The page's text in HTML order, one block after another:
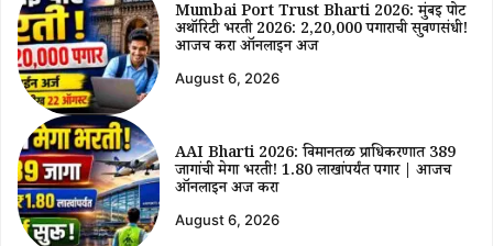
Mumbai Port Trust Bharti 2026: मुंबई पोर्ट
अथॉरिटी भरती 2026: ₹2,20,000 पगाराची सुवर्णसंधी!
आजच करा ऑनलाईन अर्ज
August 6, 2026
AAI Bharti 2026: विमानतळ प्राधिकरणात 389
जागांची मेगा भरती! ₹1.80 लाखांपर्यंत पगार | आजच
ऑनलाईन अर्ज करा
August 6, 2026